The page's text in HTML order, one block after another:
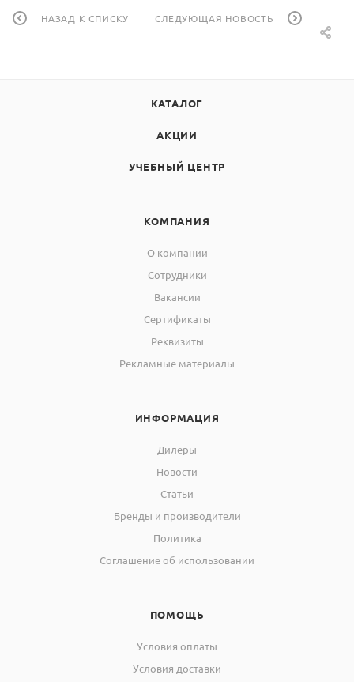
НАЗАД К СПИСКУ СЛЕДУЮЩАЯ НОВОСТЬ
КАТАЛОГ
АКЦИИ
УЧЕБНЫЙ ЦЕНТР
КОМПАНИЯ
О компании
Сотрудники
Вакансии
Сертификаты
Реквизиты
Рекламные материалы
ИНФОРМАЦИЯ
Дилеры
Новости
Статьи
Бренды и производители
Политика
Соглашение об использовании
ПОМОЩЬ
Условия оплаты
Условия доставки